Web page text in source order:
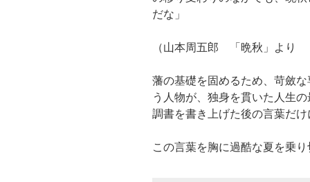
だな」
（山本周五郎 「晩秋」より
藩の基礎を固めるため、苛斂
う人物が、独身を貫いた人生
調書を書き上げた後の言葉だけ
この言葉を胸に過酷な夏を乗り